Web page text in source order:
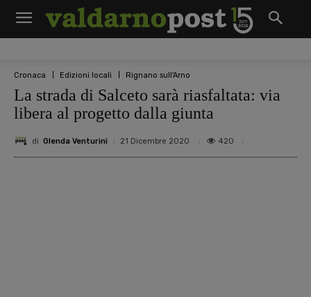
Cronaca Edizioni locali Rignano sull'Arno
La strada di Salceto sarà riasfaltata: via
libera al progetto dalla giunta
di Glenda Venturini 21 Dicembre 2020 420